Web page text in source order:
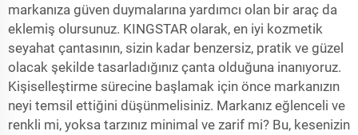
markanıza güven duymalarına yardımcı olan bir araç da
eklemiş olursunuz. KINGSTAR olarak, en iyi kozmetik
seyahat çantasının, sizin kadar benzersiz, pratik ve güzel
olacak şekilde tasarladığınız çanta olduğuna inanıyoruz.
Kişiselleştirme sürecine başlamak için önce markanızın
neyi temsil ettiğini düşünmelisiniz. Markanız eğlenceli ve
renkli mi, yoksa tarzınız minimal ve zarif mi? Bu, kesenizin